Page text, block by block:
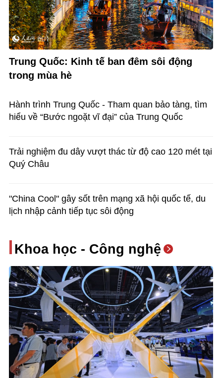
Trung Quốc: Kinh tế ban đêm sôi động
trong mùa hè
Hành trình Trung Quốc - Tham quan bảo tàng, tìm
hiểu về “Bước ngoặt vĩ đại” của Trung Quốc
Trải nghiệm đu dây vượt thác từ độ cao 120 mét tại
Quý Châu
"China Cool" gây sốt trên mạng xã hội quốc tế, du
lịch nhập cảnh tiếp tục sôi động
Khoa học - Công nghệ